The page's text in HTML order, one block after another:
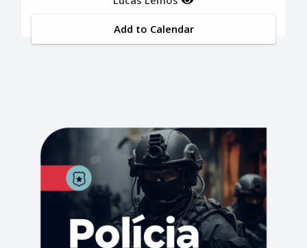
Add to Calendar